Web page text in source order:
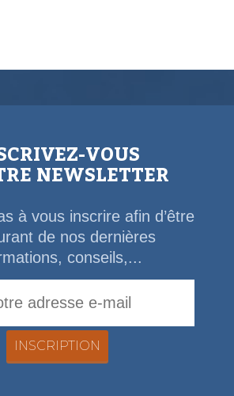
VOUS
NEWSLETTER
à vous inscrire afin d’être
de nos dernières
conseils,...